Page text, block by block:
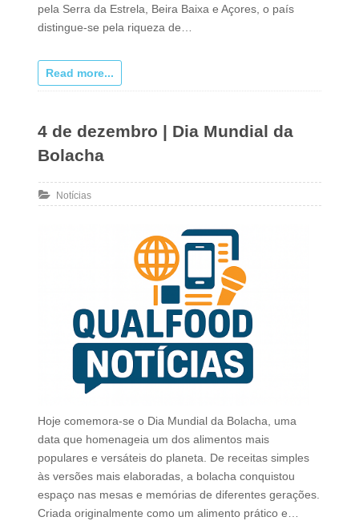
pela Serra da Estrela, Beira Baixa e Açores, o país
distingue‑se pela riqueza de…
Read more...
4 de dezembro | Dia Mundial da
Bolacha
Notícias
Hoje comemora-se o Dia Mundial da Bolacha, uma
data que homenageia um dos alimentos mais
populares e versáteis do planeta. De receitas simples
às versões mais elaboradas, a bolacha conquistou
espaço nas mesas e memórias de diferentes gerações.
Criada originalmente como um alimento prático e…